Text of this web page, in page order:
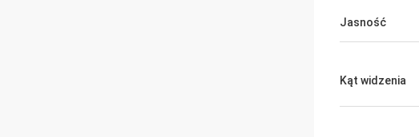
Jasność
Kąt widzenia